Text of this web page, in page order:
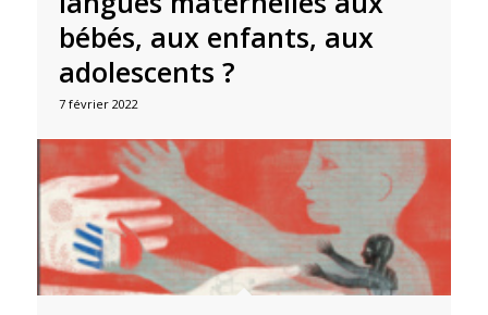
bébés, aux enfants, aux
adolescents ?
7 février 2022